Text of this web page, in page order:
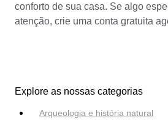
conforto de sua casa. Se algo
atenção, crie uma conta gratuita
Explore as nossas categorias
Arqueologia e história natural